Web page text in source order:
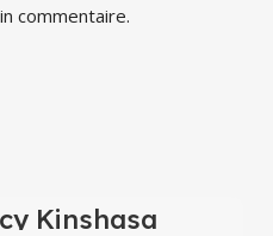
commentaire.
Kinshasa